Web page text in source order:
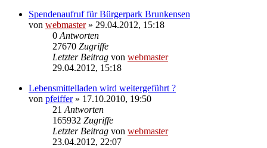
Spendenaufruf für Bürgerpark Brunkensen
von webmaster» 29.04.2012, 15:18
0 Antworten
27670 Zugriffe
Letzter Beitrag von webmaster
29.04.2012, 15:18
Lebensmittelladen wird weitergeführt ?
von pfeiffer» 17.10.2010, 19:50
21 Antworten
165932 Zugriffe
Letzter Beitrag von webmaster
23.04.2012, 22:07